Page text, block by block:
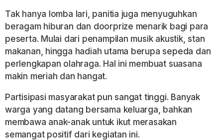
Tak hanya lomba lari, panitia juga menyuguhkan
beragam hiburan dan doorprize menarik bagi para
peserta. Mulai dari penampilan musik akustik, stan
makanan, hingga hadiah utama berupa sepeda dan
perlengkapan olahraga. Hal ini membuat suasana
makin meriah dan hangat.
Partisipasi masyarakat pun sangat tinggi. Banyak
warga yang datang bersama keluarga, bahkan
membawa anak-anak untuk ikut merasakan
semangat positif dari kegiatan ini.